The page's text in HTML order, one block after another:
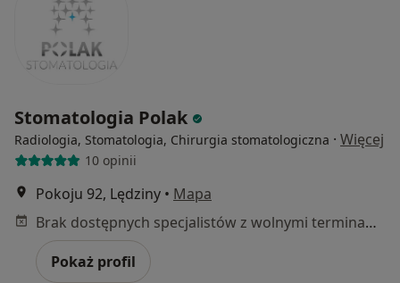
Stomatologia Polak
Radiologia, Stomatologia, Chirurgia stomatologiczna · Więcej
10 opinii
Pokoju 92, Lędziny • Mapa
Brak dostępnych specjalistów z wolnymi terminami w tym centrum medycznym.
Pokaż profil